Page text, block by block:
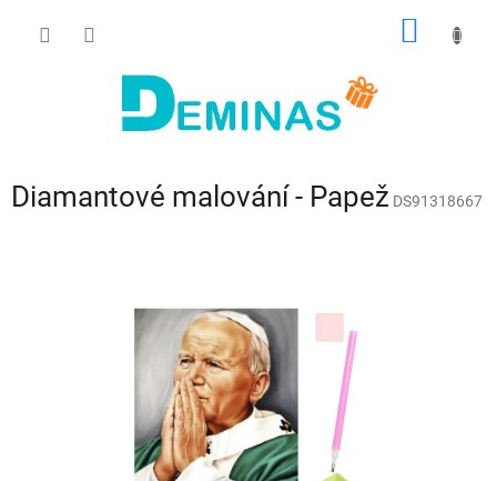
Diamantové malování - Papež DS91318667